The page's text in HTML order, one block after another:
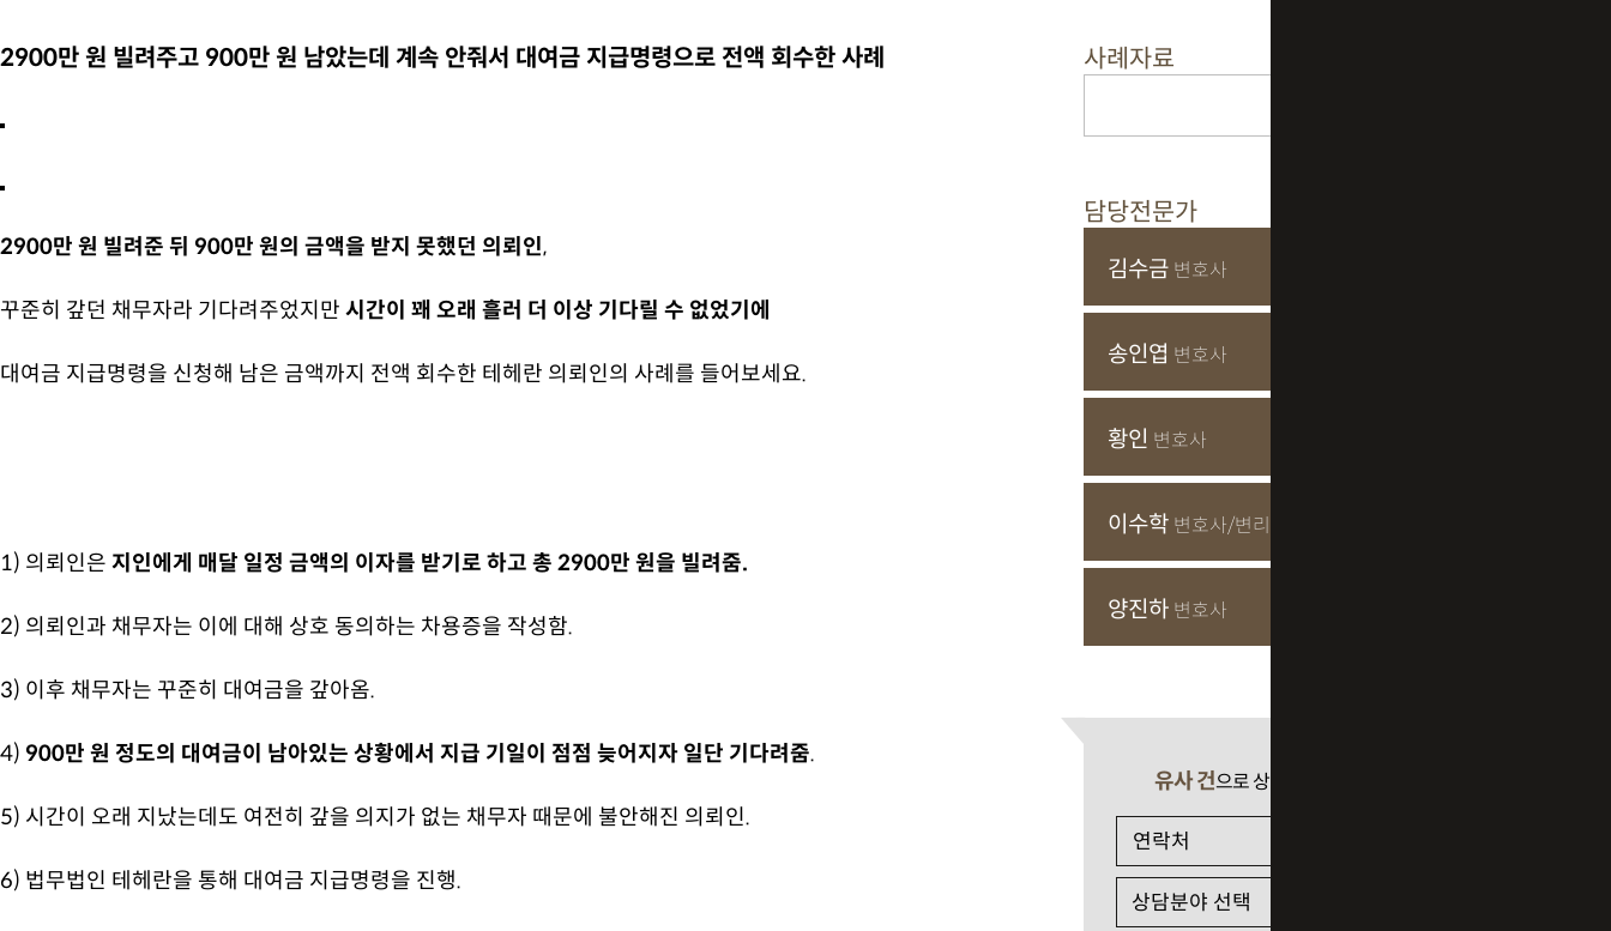
2900만 원 빌려주고 900만 원 남았는데 계속 안줘서 대여금 지급명령으로 전액 회수한 사례
2900만 원 빌려준 뒤 900만 원의 금액을 받지 못했던 의뢰인,
꾸준히 갚던 채무자라 기다려주었지만 시간이 꽤 오래 흘러 더 이상 기다릴 수 없었기에
대여금 지급명령을 신청해 남은 금액까지 전액 회수한 테헤란 의뢰인의 사례를 들어보세요.
1) 의뢰인은 지인에게 매달 일정 금액의 이자를 받기로 하고 총 2900만 원을 빌려줌.
2) 의뢰인과 채무자는 이에 대해 상호 동의하는 차용증을 작성함.
3) 이후 채무자는 꾸준히 대여금을 갚아옴.
4) 900만 원 정도의 대여금이 남아있는 상황에서 지급 기일이 점점 늦어지자 일단 기다려줌.
5) 시간이 오래 지났는데도 여전히 갚을 의지가 없는 채무자 때문에 불안해진 의뢰인.
6) 법무법인 테헤란을 통해 대여금 지급명령을 진행.
사례자료
담당전문가
김수금 변호사
송인엽 변호사
황인 변호사
이수학 변호사/변리사
양진하 변호사
유사 건으로 상담 필요 시